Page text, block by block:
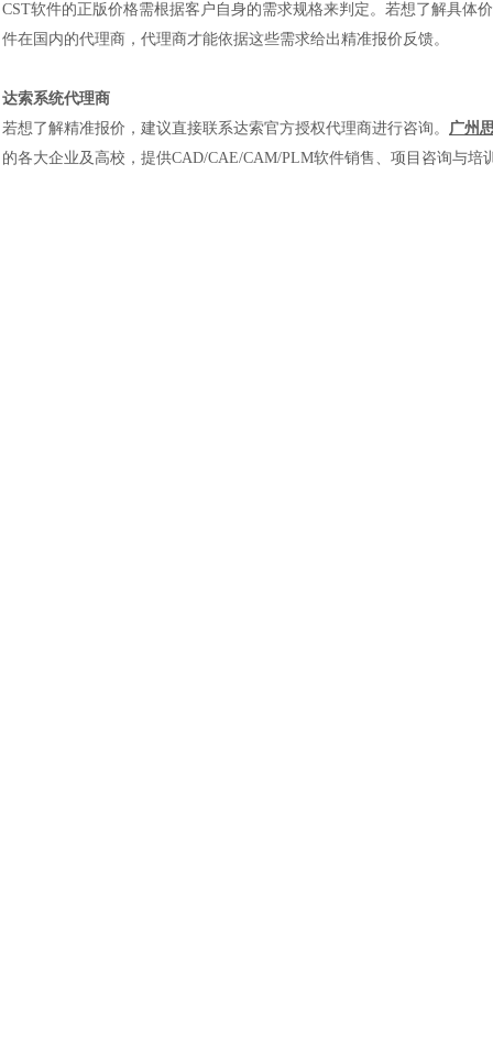
CST软件的正版价格需根据客户自身的需求规格来判定。若想了解具体
件在国内的代理商，代理商才能依据这些需求给出精准报价反馈。
达索系统代理商
若想了解精准报价，建议直接联系达索官方授权代理商进行咨询。 广州
的各大企业及高校，提供CAD/CAE/CAM/PLM软件销售、项目咨询与培